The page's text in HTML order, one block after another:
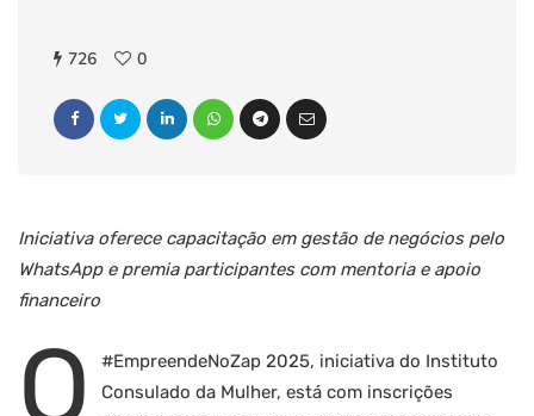
726 0
Iniciativa oferece capacitação em gestão de negócios pelo
WhatsApp e premia participantes com mentoria e apoio
financeiro
O
#EmpreendeNoZap 2025, iniciativa do Instituto
Consulado da Mulher, está com inscrições